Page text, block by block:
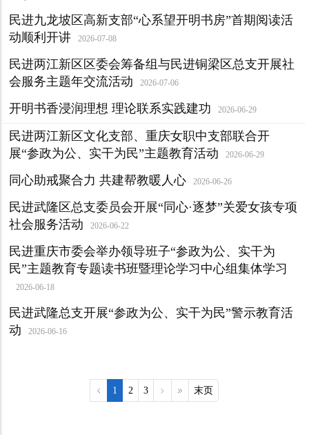
民进九龙坡区高新支部“心系望开明书房”首期阅读活
动顺利开讲
2026-07-08
民进两江新区区委会筹备组与民进铜梁区总支开展社
会服务主题年交流活动
2026-07-06
开明书香浸润理想 理论联系实践建功 2026-06-29
民进两江新区文化支部、重庆女职中支部联合开
展“参政为公、实干为民”主题教育活动
2026-06-29
同心助戒聚合力 共建帮教暖人心 2026-06-26
民进武隆区总支委员会开展“同心·逐梦”关爱女孩专项
社会服务活动
2026-06-22
民进重庆市委会举办领导班子“参政为公、实干为
民”主题教育专题读书班暨理论学习中心组集体学习
2026-06-18
民进武隆总支开展“参政为公、实干为民”警示教育活
动
2026-06-16
1 2 3 末页